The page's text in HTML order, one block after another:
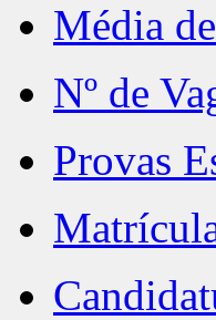
Média
Nº de
Provas